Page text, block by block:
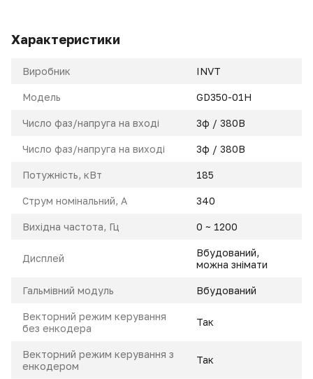
Характеристики
Виробник INVT
Модель GD350-01H
Число фаз/напруга на вході 3ф / 380В
Число фаз/напруга на виході 3ф / 380В
Потужність, кВт 185
Струм номінальний, A 340
Вихідна частота, Гц 0 ~ 1200
Дисплей
Вбудований,
можна знімати
Гальмівний модуль Вбудований
Векторний режим керування
без енкодера
Так
Векторний режим керування з
енкодером
Так